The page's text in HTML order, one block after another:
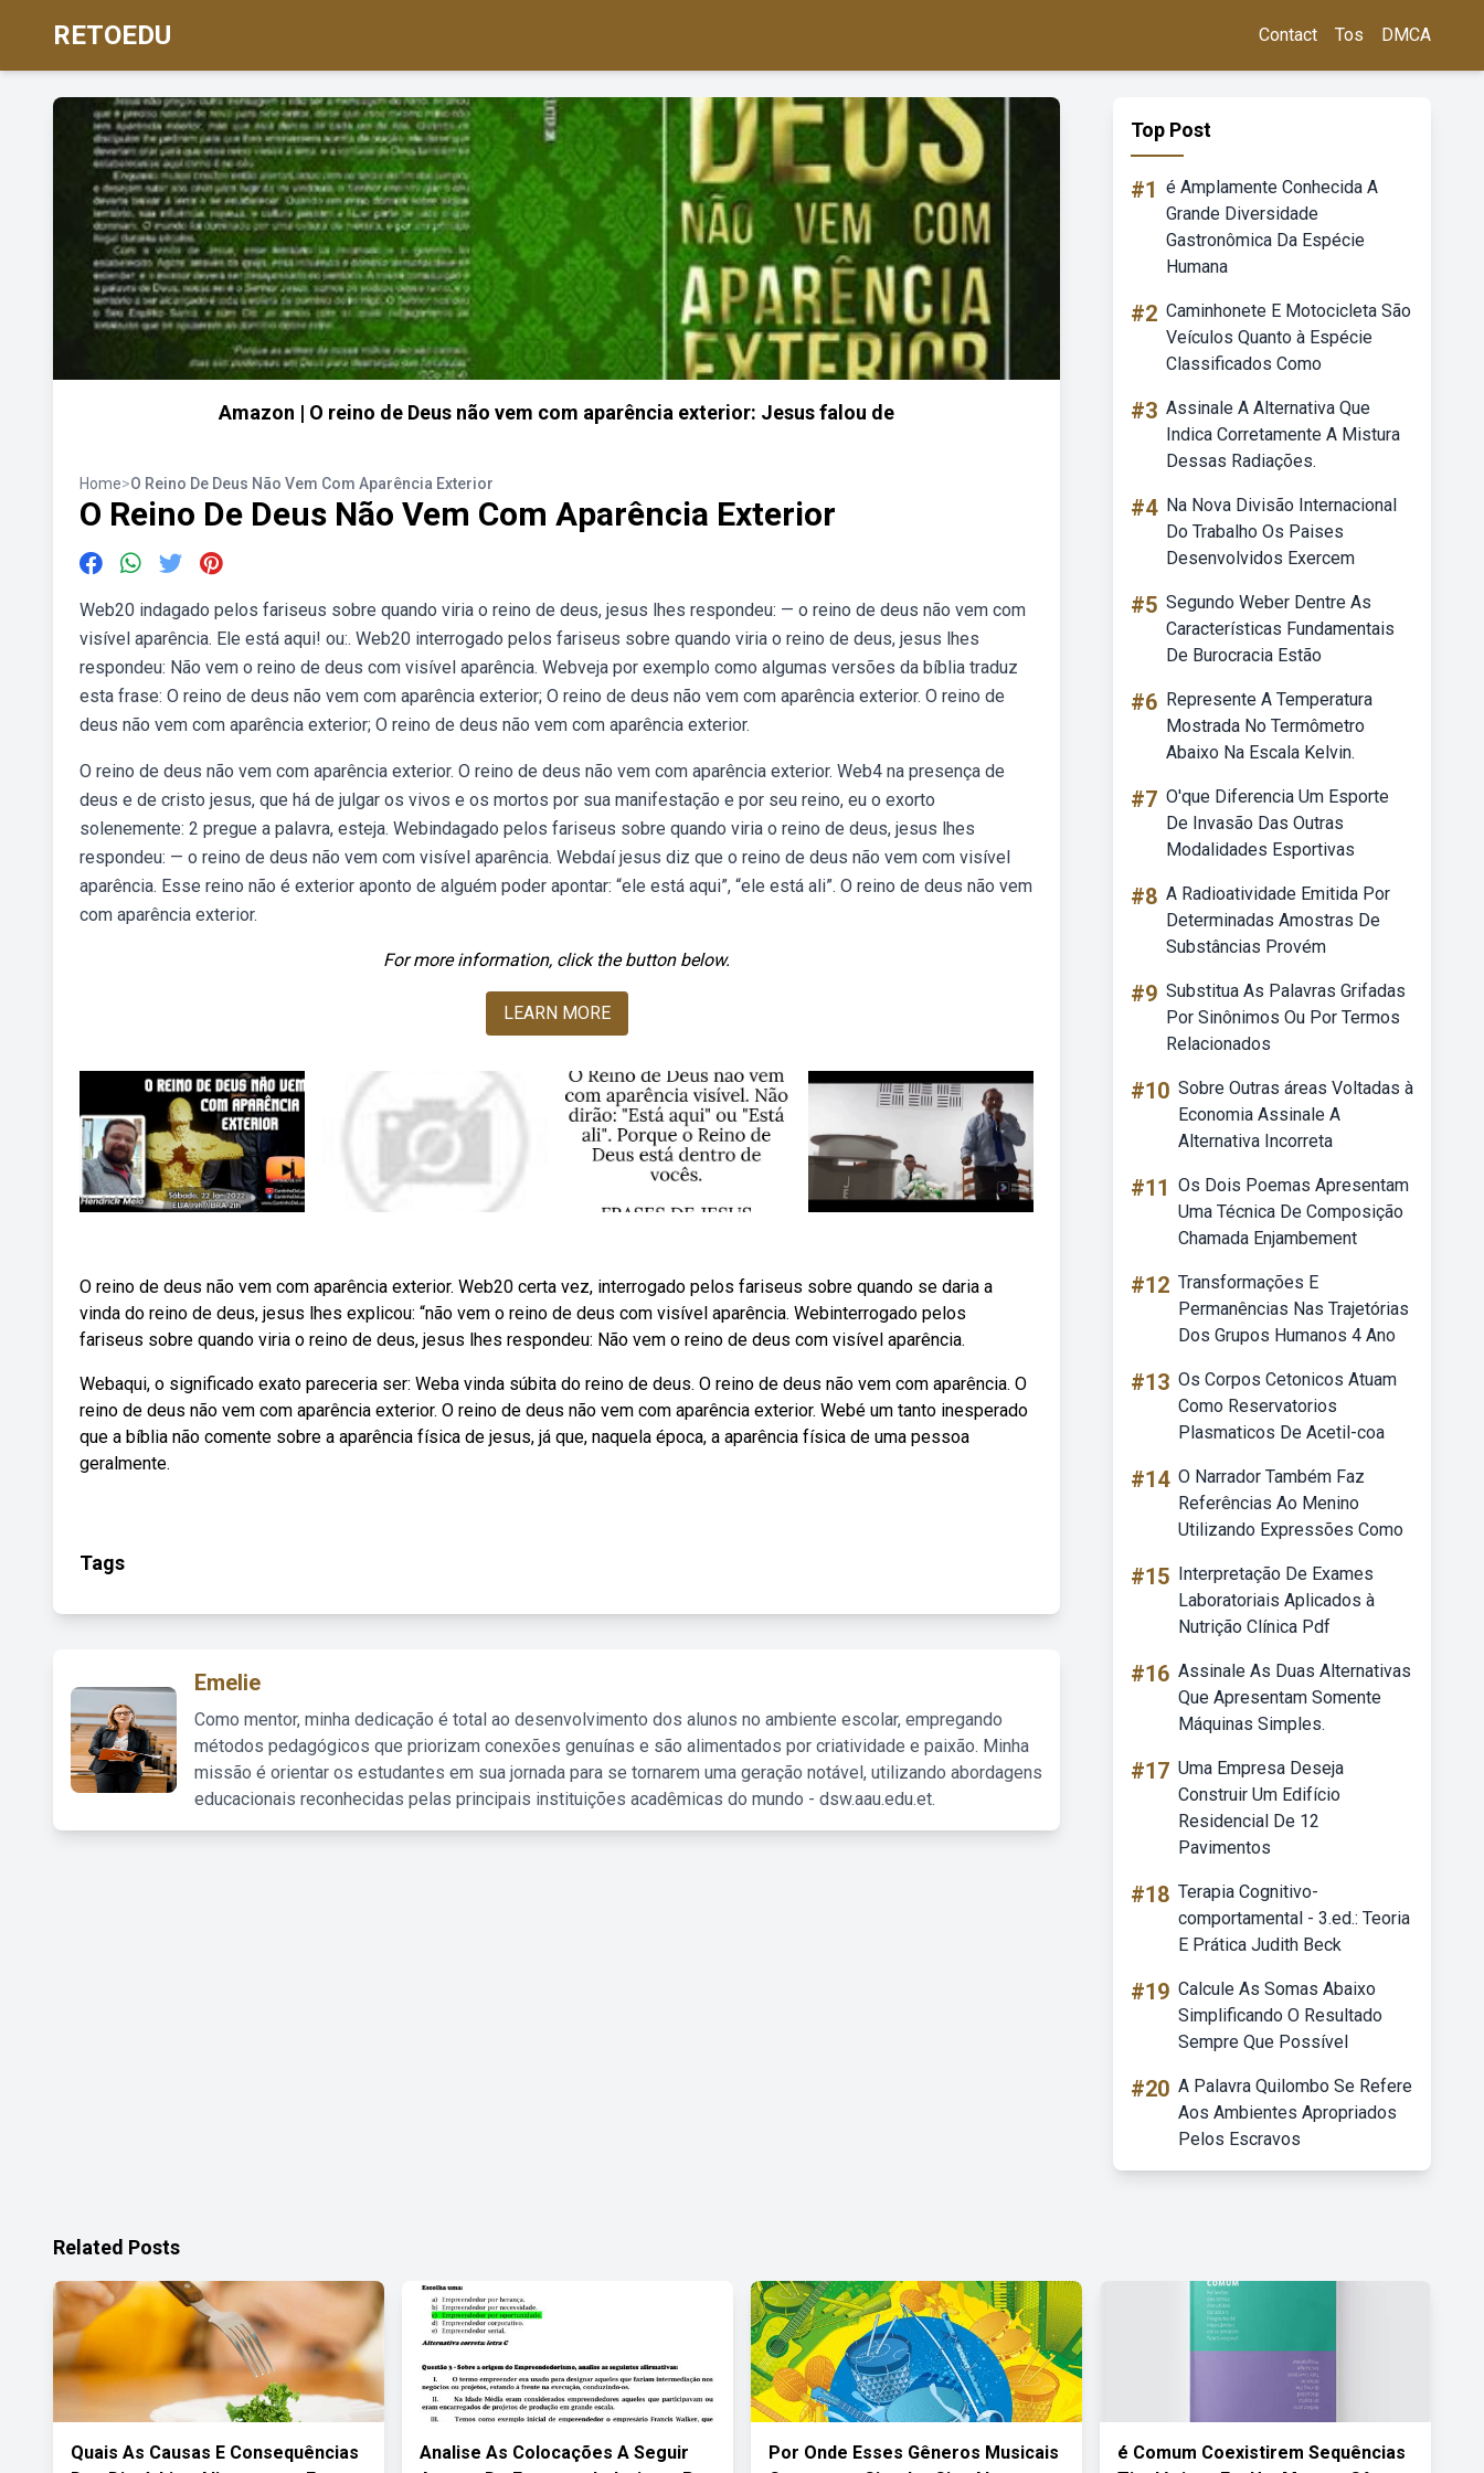
RETOEDU Contact Tos DMCA
Amazon | O reino de Deus não vem com aparência exterior: Jesus falou de
Home>O Reino De Deus Não Vem Com Aparência Exterior
O Reino De Deus Não Vem Com Aparência Exterior
Web20 indagado pelos fariseus sobre quando viria o reino de deus, jesus lhes respondeu: — o reino de deus não vem com
visível aparência. Ele está aqui! ou:. Web20 interrogado pelos fariseus sobre quando viria o reino de deus, jesus lhes
respondeu: Não vem o reino de deus com visível aparência. Webveja por exemplo como algumas versões da bíblia traduz
esta frase: O reino de deus não vem com aparência exterior; O reino de deus não vem com aparência exterior. O reino de
deus não vem com aparência exterior; O reino de deus não vem com aparência exterior.
O reino de deus não vem com aparência exterior. O reino de deus não vem com aparência exterior. Web4 na presença de
deus e de cristo jesus, que há de julgar os vivos e os mortos por sua manifestação e por seu reino, eu o exorto
solenemente: 2 pregue a palavra, esteja. Webindagado pelos fariseus sobre quando viria o reino de deus, jesus lhes
respondeu: — o reino de deus não vem com visível aparência. Webdaí jesus diz que o reino de deus não vem com visível
aparência. Esse reino não é exterior aponto de alguém poder apontar: “ele está aqui”, “ele está ali”. O reino de deus não vem
com aparência exterior.
For more information, click the button below.
LEARN MORE
O reino de deus não vem com aparência exterior. Web20 certa vez, interrogado pelos fariseus sobre quando se daria a
vinda do reino de deus, jesus lhes explicou: “não vem o reino de deus com visível aparência. Webinterrogado pelos
fariseus sobre quando viria o reino de deus, jesus lhes respondeu: Não vem o reino de deus com visível aparência.
Webaqui, o significado exato pareceria ser: Weba vinda súbita do reino de deus. O reino de deus não vem com aparência. O
reino de deus não vem com aparência exterior. O reino de deus não vem com aparência exterior. Webé um tanto inesperado
que a bíblia não comente sobre a aparência física de jesus, já que, naquela época, a aparência física de uma pessoa
geralmente.
Tags
Emelie
Como mentor, minha dedicação é total ao desenvolvimento dos alunos no ambiente escolar, empregando
métodos pedagógicos que priorizam conexões genuínas e são alimentados por criatividade e paixão. Minha
missão é orientar os estudantes em sua jornada para se tornarem uma geração notável, utilizando abordagens
educacionais reconhecidas pelas principais instituições acadêmicas do mundo - dsw.aau.edu.et.
Top Post
#1 é Amplamente Conhecida A
Grande Diversidade
Gastronômica Da Espécie
Humana
#2 Caminhonete E Motocicleta São
Veículos Quanto à Espécie
Classificados Como
#3 Assinale A Alternativa Que
Indica Corretamente A Mistura
Dessas Radiações.
#4 Na Nova Divisão Internacional
Do Trabalho Os Paises
Desenvolvidos Exercem
#5 Segundo Weber Dentre As
Características Fundamentais
De Burocracia Estão
#6 Represente A Temperatura
Mostrada No Termômetro
Abaixo Na Escala Kelvin.
#7 O'que Diferencia Um Esporte
De Invasão Das Outras
Modalidades Esportivas
#8 A Radioatividade Emitida Por
Determinadas Amostras De
Substâncias Provém
#9 Substitua As Palavras Grifadas
Por Sinônimos Ou Por Termos
Relacionados
#10 Sobre Outras áreas Voltadas à
Economia Assinale A
Alternativa Incorreta
#11 Os Dois Poemas Apresentam
Uma Técnica De Composição
Chamada Enjambement
#12 Transformações E
Permanências Nas Trajetórias
Dos Grupos Humanos 4 Ano
#13 Os Corpos Cetonicos Atuam
Como Reservatorios
Plasmaticos De Acetil-coa
#14 O Narrador Também Faz
Referências Ao Menino
Utilizando Expressões Como
#15 Interpretação De Exames
Laboratoriais Aplicados à
Nutrição Clínica Pdf
#16 Assinale As Duas Alternativas
Que Apresentam Somente
Máquinas Simples.
#17 Uma Empresa Deseja
Construir Um Edifício
Residencial De 12
Pavimentos
#18 Terapia Cognitivo-
comportamental - 3.ed.: Teoria
E Prática Judith Beck
#19 Calcule As Somas Abaixo
Simplificando O Resultado
Sempre Que Possível
#20 A Palavra Quilombo Se Refere
Aos Ambientes Apropriados
Pelos Escravos
Related Posts
Quais As Causas E Consequências
Analise As Colocações A Seguir
Por Onde Esses Gêneros Musicais
é Comum Coexistirem Sequências